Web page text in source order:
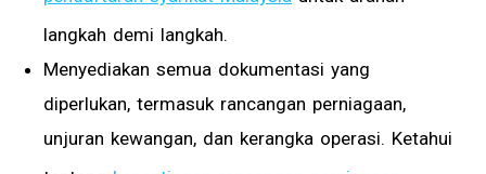
langkah demi langkah.
Menyediakan semua dokumentasi yang
diperlukan, termasuk rancangan perniagaan,
unjuran kewangan, dan kerangka operasi. Ketahui